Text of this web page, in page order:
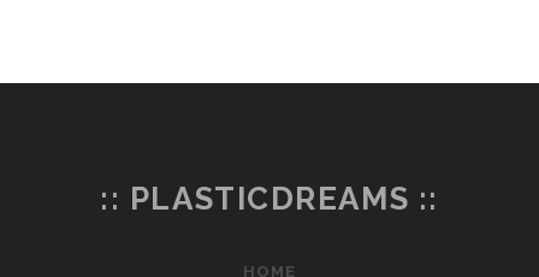
:: PLASTICDREAMS ::
HOME